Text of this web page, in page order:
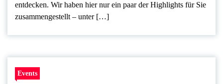
entdecken. Wir haben hier nur ein paar der Highlights für Sie
zusammengestellt – unter […]
Events